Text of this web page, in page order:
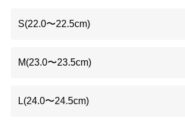
S(22.0〜22.5cm)
M(23.0〜23.5cm)
L(24.0〜24.5cm)